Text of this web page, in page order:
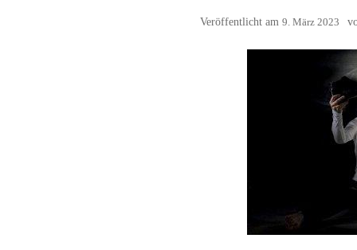
Veröffentlicht am9. März 2023